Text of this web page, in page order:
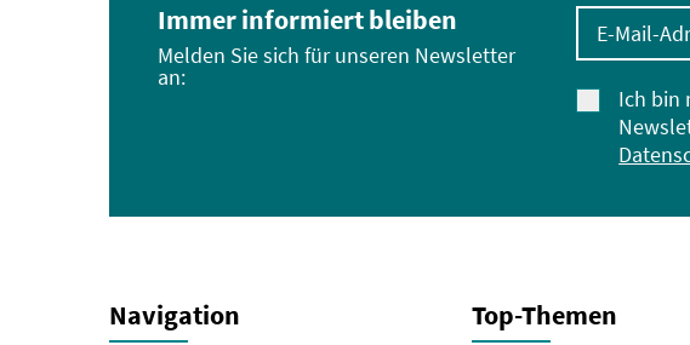
Immer informiert bleiben
Melden Sie sich für unseren Newsletter
an:
E-Mail-
Ich bin
Navigation Top-Themen